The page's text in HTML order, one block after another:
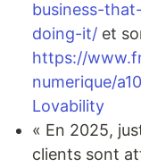
business-
doing-it/ et
https://
numerique/
Lovability
« En 2025,
clients sont